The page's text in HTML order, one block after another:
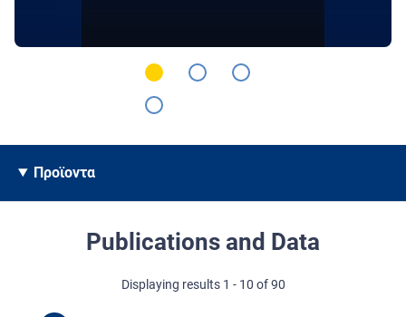
Προϊοντα
Publications and Data
Displaying results 1 - 10 of 90